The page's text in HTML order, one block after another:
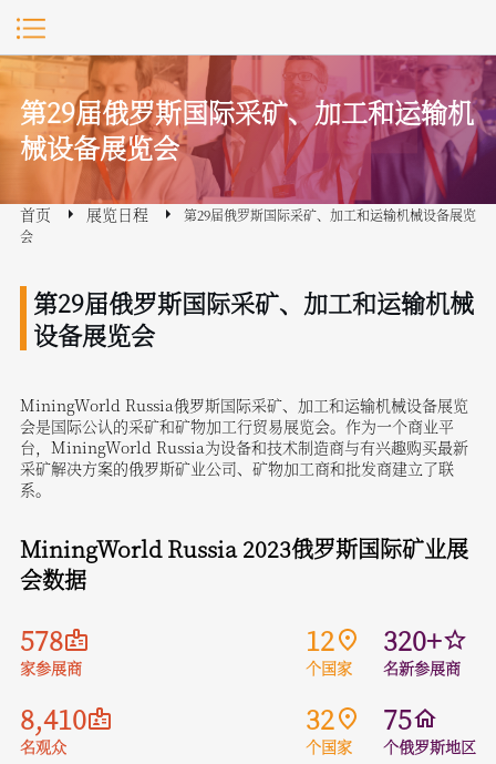
第29届俄罗斯国际采矿、加工和运输机
械设备展览会
首页 展览日程
第29届俄罗斯国际采矿、加工和运输机械设备展览
会
第29届俄罗斯国际采矿、加工和运输机械
设备展览会
MiningWorld Russia俄罗斯国际采矿、加工和运输机械设备展览
会是国际公认的采矿和矿物加工行贸易展览会。作为一个商业平
台，MiningWorld Russia为设备和技术制造商与有兴趣购买最新
采矿解决方案的俄罗斯矿业公司、矿物加工商和批发商建立了联
系。
MiningWorld Russia 2023俄罗斯国际矿业展
会数据
578
家参展商
12
个国家
320+
名新参展商
8,410
名观众
32
个国家
75
个俄罗斯地区